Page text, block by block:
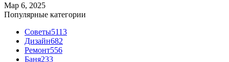
Мар 6, 2025
Популярные категории
Советы5113
Дизайн682
Ремонт556
Баня233